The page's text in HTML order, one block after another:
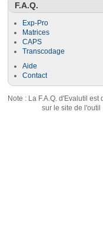
F.A.Q.
Exp-Pro
Matrices
CAPS
Transcodage
Aide
Contact
Note : La F.A.Q. d'Evalutil est
sur le site de l'outil